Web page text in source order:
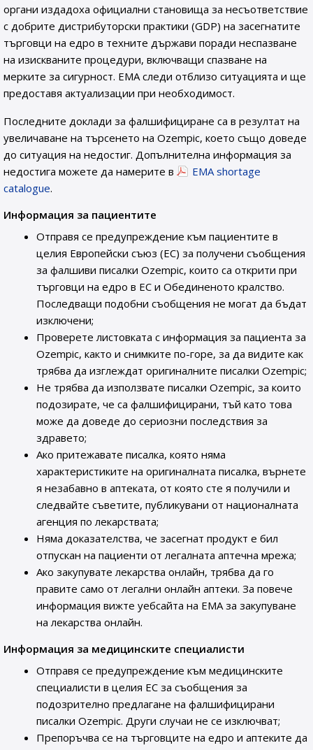
органи издадоха официални становища за несъответствие
с добрите дистрибуторски практики (GDP) на засегнатите
търговци на едро в техните държави поради неспазване
на изискваните процедури, включващи спазване на
мерките за сигурност. EMA следи отблизо ситуацията и ще
предоставя актуализации при необходимост.
Последните доклади за фалшифициране са в резултат на
увеличаване на търсенето на Ozempic, което също доведе
до ситуация на недостиг. Допълнителна информация за
недостига можете да намерите в
EMA shortage
catalogue.
Информация за пациентите
Отправя се предупреждение към пациентите в
целия Европейски съюз (ЕС) за получени съобщения
за фалшиви писалки Ozempic, които са открити при
търговци на едро в ЕС и Обединеното кралство.
Последващи подобни съобщения не могат да бъдат
изключени;
Проверете листовката с информация за пациента за
Ozempic, както и снимките по-горе, за да видите как
трябва да изглеждат оригиналните писалки Ozempic;
Не трябва да използвате писалки Ozempic, за които
подозирате, че са фалшифицирани, тъй като това
може да доведе до сериозни последствия за
здравето;
Ако притежавате писалка, която няма
характеристиките на оригиналната писалка, върнете
я незабавно в аптеката, от която сте я получили и
следвайте съветите, публикувани от националната
агенция по лекарствата;
Няма доказателства, че засегнат продукт е бил
отпускан на пациенти от легалната аптечна мрежа;
Ако закупувате лекарства онлайн, трябва да го
правите само от легални онлайн аптеки. За повече
информация вижте уебсайта на ЕМА за закупуване
на лекарства онлайн.
Информация за медицинските специалисти
Отправя се предупреждение към медицинските
специалисти в целия ЕС за съобщения за
подозрително предлагане на фалшифицирани
писалки Ozempic. Други случаи не се изключват;
Препоръчва се на търговците на едро и аптеките да